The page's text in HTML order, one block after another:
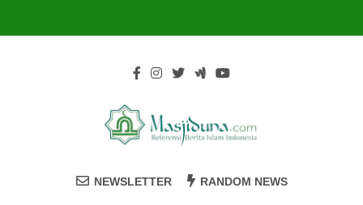
Masjiduna
NEWSLETTER RANDOM NEWS